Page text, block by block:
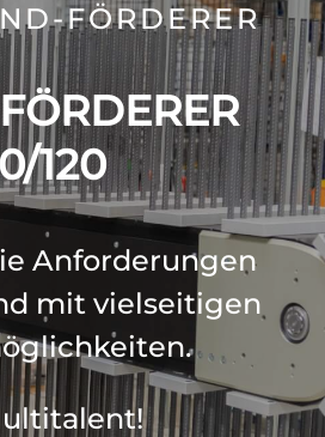
FÖRDERER
120
Anforderungen
mit vielseitigen